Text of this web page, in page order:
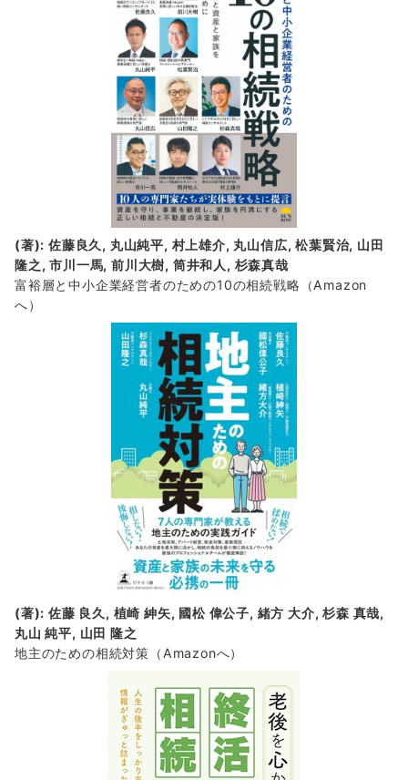
(著): 佐藤良久, 丸山純平, 村上雄介, 丸山信広, 松葉賢治, 山田
隆之, 市川一馬, 前川大樹, 筒井和人, 杉森真哉
富裕層と中小企業経営者のための10の相続戦略 （Amazon
へ）
(著): 佐藤 良久, 植崎 紳矢, 國松 偉公子, 緒方 大介, 杉森 真哉,
丸山 純平, 山田 隆之
地主のための相続対策 （Amazonへ）